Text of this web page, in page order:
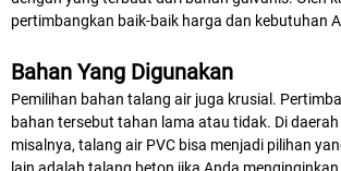
pertimbangkan baik-baik harga dan kebutuhan
Bahan Yang Digunakan
Pemilihan bahan talang air juga krusial.
bahan tersebut tahan lama atau tidak. Di
misalnya, talang air PVC bisa menjadi pilihan